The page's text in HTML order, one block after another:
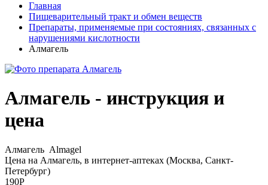
Главная
Пищеварительный тракт и обмен веществ
Препараты, применяемые при состояниях, связанных с
нарушениями кислотности
Алмагель
Алмагель - инструкция и
цена
Алмагель Almagel
Цена на Алмагель, в интернет-аптеках (Москва, Санкт-
Петербург)
190P